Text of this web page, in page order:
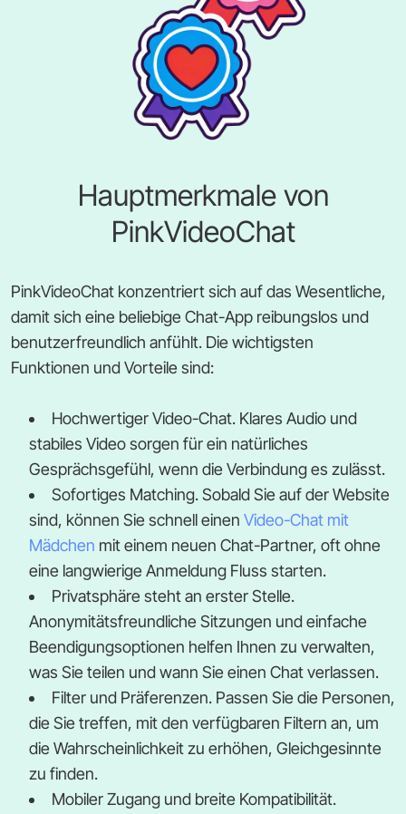
Hauptmerkmale von
PinkVideoChat
PinkVideoChat konzentriert sich auf das Wesentliche,
damit sich eine beliebige Chat-App reibungslos und
benutzerfreundlich anfühlt. Die wichtigsten
Funktionen und Vorteile sind:
Hochwertiger Video-Chat. Klares Audio und
stabiles Video sorgen für ein natürliches
Gesprächsgefühl, wenn die Verbindung es zulässt.
Sofortiges Matching. Sobald Sie auf der Website
sind, können Sie schnell einen Video-Chat mit
Mädchen mit einem neuen Chat-Partner, oft ohne
eine langwierige Anmeldung Fluss starten.
Privatsphäre steht an erster Stelle.
Anonymitätsfreundliche Sitzungen und einfache
Beendigungsoptionen helfen Ihnen zu verwalten,
was Sie teilen und wann Sie einen Chat verlassen.
Filter und Präferenzen. Passen Sie die Personen,
die Sie treffen, mit den verfügbaren Filtern an, um
die Wahrscheinlichkeit zu erhöhen, Gleichgesinnte
zu finden.
Mobiler Zugang und breite Kompatibilität.